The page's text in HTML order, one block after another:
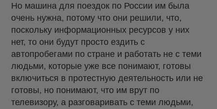
Но машина для поездок по России им была
очень нужна, потому что они решили, что,
поскольку информационных ресурсов у них
нет, то они будут просто ездить с
автопробегами по стране и работать не с теми
людьми, которые уже все понимают, готовы
включиться в протестную деятельность или не
готовы, но понимают, что им врут по
телевизору, а разговаривать с теми людьми,